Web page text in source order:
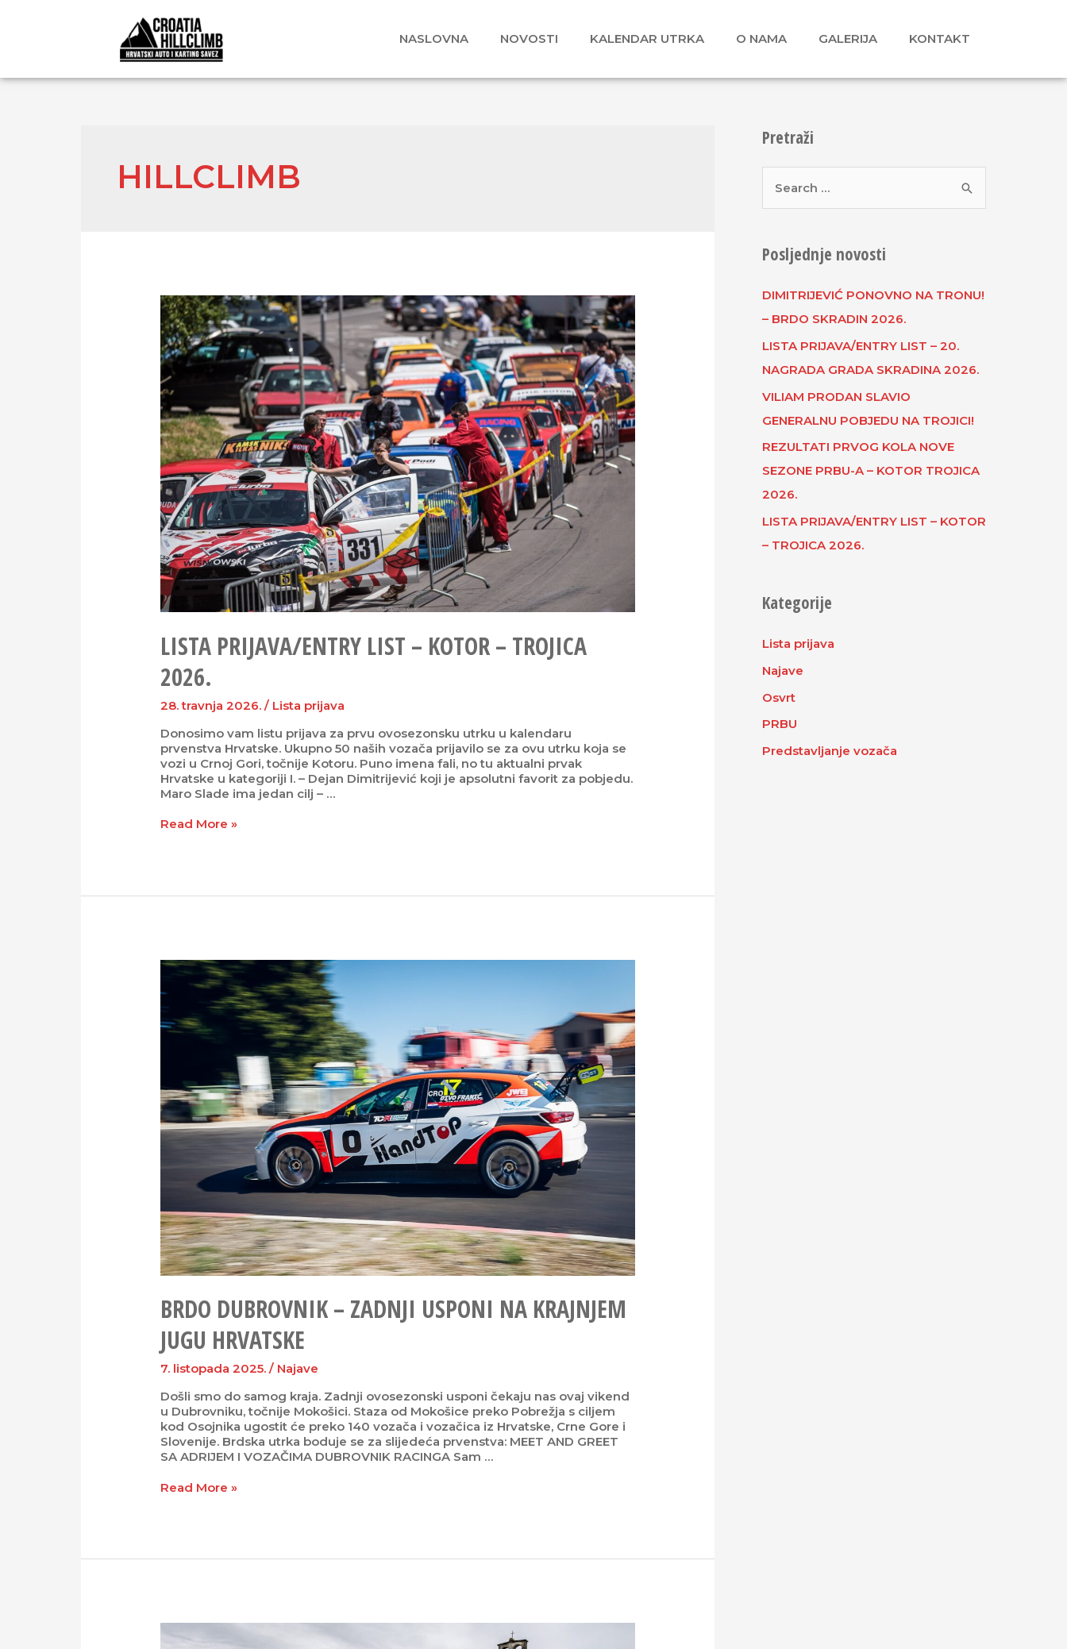
NASLOVNA NOVOSTI KALENDAR UTRKA O NAMA GALERIJA KONTAKT
HILLCLIMB
LISTA PRIJAVA/ENTRY LIST – KOTOR – TROJICA
2026.
28. travnja 2026. / Lista prijava
Donosimo vam listu prijava za prvu ovosezonsku utrku u kalendaru
prvenstva Hrvatske. Ukupno 50 naših vozača prijavilo se za ovu utrku koja se
vozi u Crnoj Gori, točnije Kotoru. Puno imena fali, no tu aktualni prvak
Hrvatske u kategoriji I. – Dejan Dimitrijević koji je apsolutni favorit za pobjedu.
Maro Slade ima jedan cilj – …
Read More »
BRDO DUBROVNIK – ZADNJI USPONI NA KRAJNJEM
JUGU HRVATSKE
7. listopada 2025. / Najave
Došli smo do samog kraja. Zadnji ovosezonski usponi čekaju nas ovaj vikend
u Dubrovniku, točnije Mokošici. Staza od Mokošice preko Pobrežja s ciljem
kod Osojnika ugostit će preko 140 vozača i vozačica iz Hrvatske, Crne Gore i
Slovenije. Brdska utrka boduje se za slijedeća prvenstva: MEET AND GREET
SA ADRIJEM I VOZAČIMA DUBROVNIK RACINGA Sam …
Read More »
Pretraži
Posljednje novosti
DIMITRIJEVIĆ PONOVNO NA TRONU!
– BRDO SKRADIN 2026.
LISTA PRIJAVA/ENTRY LIST – 20.
NAGRADA GRADA SKRADINA 2026.
VILIAM PRODAN SLAVIO
GENERALNU POBJEDU NA TROJICI!
REZULTATI PRVOG KOLA NOVE
SEZONE PRBU-A – KOTOR TROJICA
2026.
LISTA PRIJAVA/ENTRY LIST – KOTOR
– TROJICA 2026.
Kategorije
Lista prijava
Najave
Osvrt
PRBU
Predstavljanje vozača